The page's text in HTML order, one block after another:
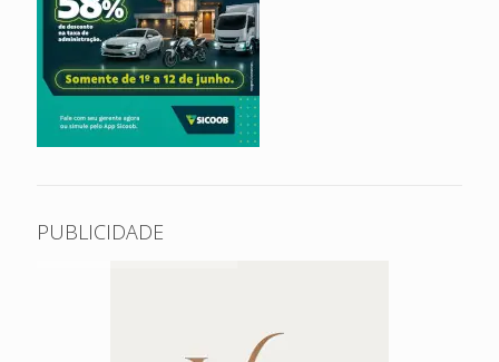
PUBLICIDADE